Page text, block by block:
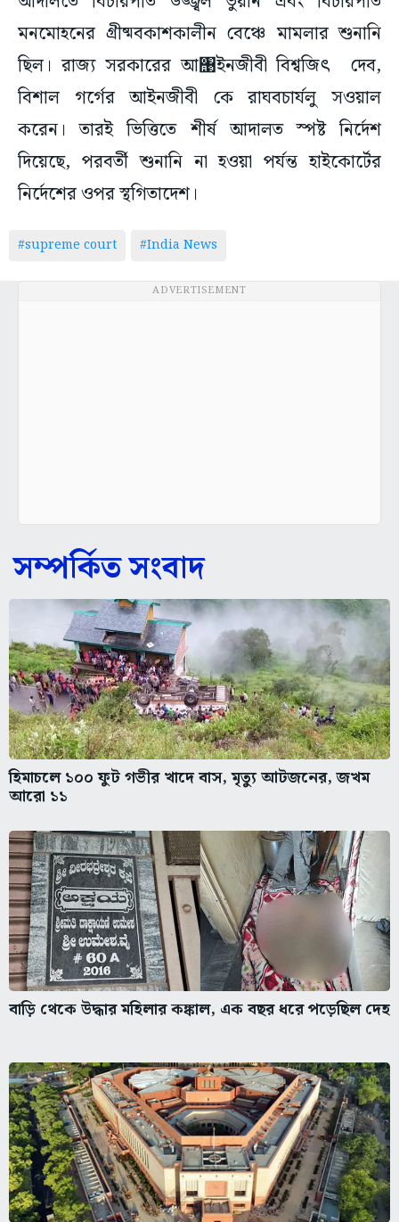
মনমোহনের গ্রীষ্মবকাশকালীন বেঞ্চে মামলার শুনানি
ছিল। রাজ্য সরকারের আ‌঩ইনজীবী বিশ্বজিৎ দেব,
বিশাল গর্গের আইনজীবী কে রাঘবচার্যলু সওয়াল
করেন। তারই ভিত্তিতে শীর্ষ আদালত স্পষ্ট নির্দেশ
দিয়েছে, পরবর্তী শুনানি না হওয়া পর্যন্ত হাইকোর্টের
নির্দেশের ওপর স্থগিতাদেশ।
#supreme court #India News
ADVERTISEMENT
সম্পর্কিত সংবাদ
হিমাচলে ১০০ ফুট গভীর খাদে বাস, মৃত্যু আটজনের, জখম
আরো ১১
বাড়ি থেকে উদ্ধার মহিলার কঙ্কাল, এক বছর ধরে পড়েছিল দেহ